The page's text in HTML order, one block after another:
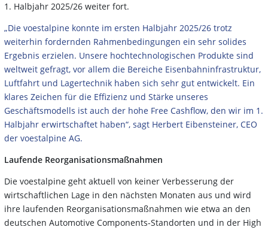
1. Halbjahr 2025/26 weiter fort.
„Die voestalpine konnte im ersten Halbjahr 2025/26 trotz
weiterhin fordernden Rahmenbedingungen ein sehr solides
Ergebnis erzielen. Unsere hochtechnologischen Produkte sind
weltweit gefragt, vor allem die Bereiche Eisenbahninfrastruktur,
Luftfahrt und Lagertechnik haben sich sehr gut entwickelt. Ein
klares Zeichen für die Effizienz und Stärke unseres
Geschäftsmodells ist auch der hohe Free Cashflow, den wir im 1.
Halbjahr erwirtschaftet haben“, sagt Herbert Eibensteiner, CEO
der voestalpine AG.
Laufende Reorganisationsmaßnahmen
Die voestalpine geht aktuell von keiner Verbesserung der
wirtschaftlichen Lage in den nächsten Monaten aus und wird
ihre laufenden Reorganisationsmaßnahmen wie etwa an den
deutschen Automotive Components-Standorten und in der High